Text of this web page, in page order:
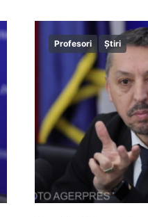
Profesori Știri